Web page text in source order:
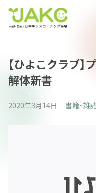
【ひよこクラブ
解体新書
2020年3月14日 書籍・雑